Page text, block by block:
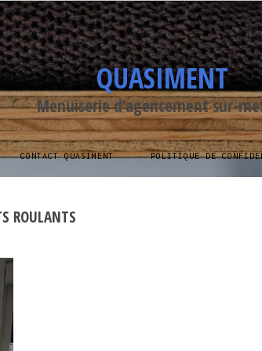
QUASIMENT
Menuiserie d’agencement sur-
CONTACT QUASIMENT POLITIQUE DE
ROULANTS